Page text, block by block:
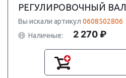
РЕГУЛИРОВОЧНЫЙ ВАЛ
Вы искали артикул 0608502806
Наличные:
2 270 ₽